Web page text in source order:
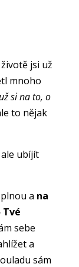
jsi už
mnoho
si na to, o
to nějak
ubíjít
a na
sebe
a
sám